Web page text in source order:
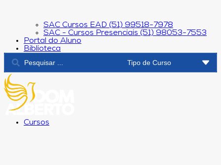
SAC Cursos EAD (51) 99518-7978
SAC - Cursos Presenciais (51) 98053-7553
Portal do Aluno
Biblioteca
Cursos